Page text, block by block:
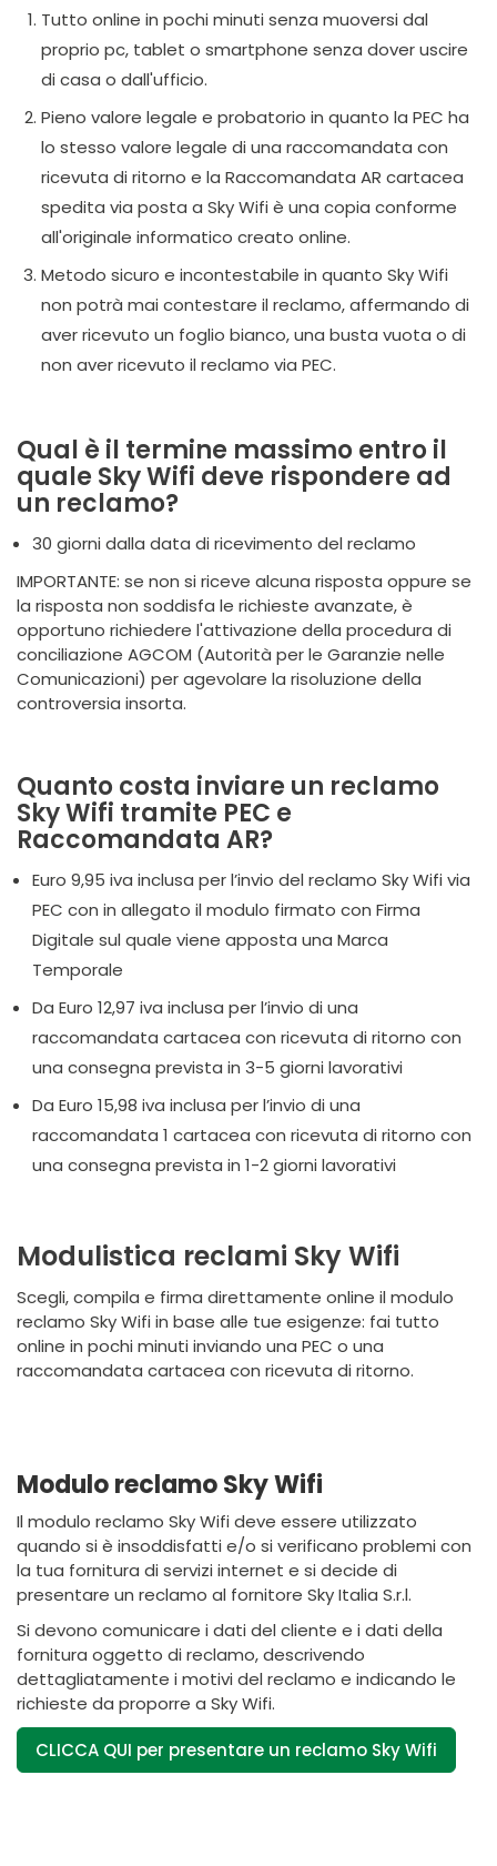
Tutto online in pochi minuti senza muoversi dal
proprio pc, tablet o smartphone senza dover uscire
di casa o dall'ufficio.
Pieno valore legale e probatorio in quanto la PEC ha
lo stesso valore legale di una raccomandata con
ricevuta di ritorno e la Raccomandata AR cartacea
spedita via posta a Sky Wifi è una copia conforme
all'originale informatico creato online.
Metodo sicuro e incontestabile in quanto Sky Wifi
non potrà mai contestare il reclamo, affermando di
aver ricevuto un foglio bianco, una busta vuota o di
non aver ricevuto il reclamo via PEC.
Qual è il termine massimo entro il
quale Sky Wifi deve rispondere ad
un reclamo?
30 giorni dalla data di ricevimento del reclamo
IMPORTANTE: se non si riceve alcuna risposta oppure se
la risposta non soddisfa le richieste avanzate, è
opportuno richiedere l'attivazione della procedura di
conciliazione AGCOM (Autorità per le Garanzie nelle
Comunicazioni) per agevolare la risoluzione della
controversia insorta.
Quanto costa inviare un reclamo
Sky Wifi tramite PEC e
Raccomandata AR?
Euro 9,95 iva inclusa per l’invio del reclamo Sky Wifi via
PEC con in allegato il modulo firmato con Firma
Digitale sul quale viene apposta una Marca
Temporale
Da Euro 12,97 iva inclusa per l’invio di una
raccomandata cartacea con ricevuta di ritorno con
una consegna prevista in 3-5 giorni lavorativi
Da Euro 15,98 iva inclusa per l’invio di una
raccomandata 1 cartacea con ricevuta di ritorno con
una consegna prevista in 1-2 giorni lavorativi
Modulistica reclami Sky Wifi
Scegli, compila e firma direttamente online il modulo
reclamo Sky Wifi in base alle tue esigenze: fai tutto
online in pochi minuti inviando una PEC o una
raccomandata cartacea con ricevuta di ritorno.
Modulo reclamo Sky Wifi
Il modulo reclamo Sky Wifi deve essere utilizzato
quando si è insoddisfatti e/o si verificano problemi con
la tua fornitura di servizi internet e si decide di
presentare un reclamo al fornitore Sky Italia S.r.l.
Si devono comunicare i dati del cliente e i dati della
fornitura oggetto di reclamo, descrivendo
dettagliatamente i motivi del reclamo e indicando le
richieste da proporre a Sky Wifi.
CLICCA QUI per presentare un reclamo Sky Wifi